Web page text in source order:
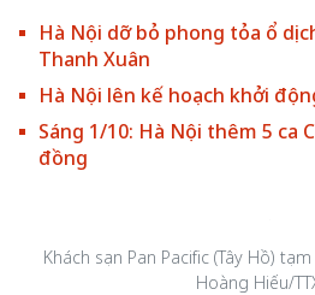
Hà Nội dỡ bỏ phong tỏa ổ
Thanh Xuân
Hà Nội lên kế hoạch khởi
Sáng 1/10: Hà Nội thêm 5 ca
đồng
Khách sạn Pan Pacific (Tây Hồ)
Hoàng Hiếu/